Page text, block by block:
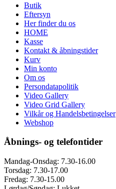
Butik
Eftersyn
Her finder du os
HOME
Kasse
Kontakt & åbningstider
Kurv
Min konto
Om os
Persondatapolitik
Video Gallery
Video Grid Gallery
Vilkår og Handelsbetingelser
Webshop
Åbnings- og telefontider
Mandag-Onsdag: 7.30-16.00
Torsdag: 7.30-17.00
Fredag: 7.30-15.00